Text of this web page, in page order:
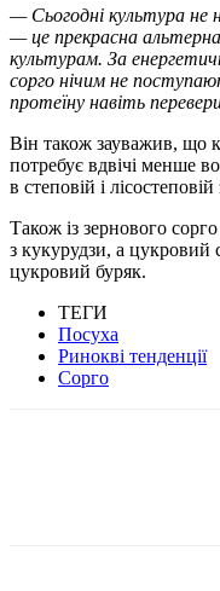
— Сьогодні культура не
— це прекрасна
культурам. За
сорго нічим не
протеїну навіть
Він також зауважив, що
потребує вдвічі менше
в степовій і
Також із зернового
з кукурудзи, а цукровий
цукровий буряк.
ТЕГИ
Посуха
Ринокві тенденції
Сорго